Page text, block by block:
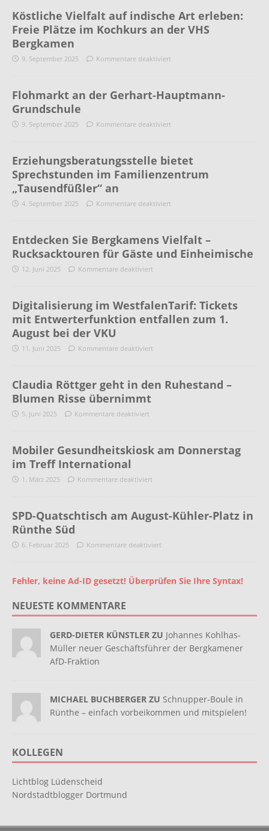
Köstliche Vielfalt auf indische Art erleben:
Freie Plätze im Kochkurs an der VHS
Bergkamen
9. September 2025 Kommentare deaktiviert
Flohmarkt an der Gerhart-Hauptmann-
Grundschule
9. September 2025 Kommentare deaktiviert
Erziehungsberatungsstelle bietet
Sprechstunden im Familienzentrum
„Tausendfüßler“ an
4. September 2025 Kommentare deaktiviert
Entdecken Sie Bergkamens Vielfalt –
Rucksacktouren für Gäste und Einheimische
12. Juni 2025 Kommentare deaktiviert
Digitalisierung im WestfalenTarif: Tickets
mit Entwerterfunktion entfallen zum 1.
August bei der VKU
11. Juni 2025 Kommentare deaktiviert
Claudia Röttger geht in den Ruhestand –
Blumen Risse übernimmt
5. Juni 2025 Kommentare deaktiviert
Mobiler Gesundheitskiosk am Donnerstag
im Treff International
1. März 2025 Kommentare deaktiviert
SPD-Quatschtisch am August-Kühler-Platz in
Rünthe Süd
6. Februar 2025 Kommentare deaktiviert
Fehler, keine Ad-ID gesetzt! Überprüfen Sie Ihre Syntax!
NEUESTE KOMMENTARE
GERD-DIETER KÜNSTLER ZU Johannes Kohlhas-
Müller neuer Geschäftsführer der Bergkamener
AfD-Fraktion
MICHAEL BUCHBERGER ZU Schnupper-Boule in
Rünthe – einfach vorbeikommen und mitspielen!
KOLLEGEN
Lichtblog Lüdenscheid
Nordstadtblogger Dortmund